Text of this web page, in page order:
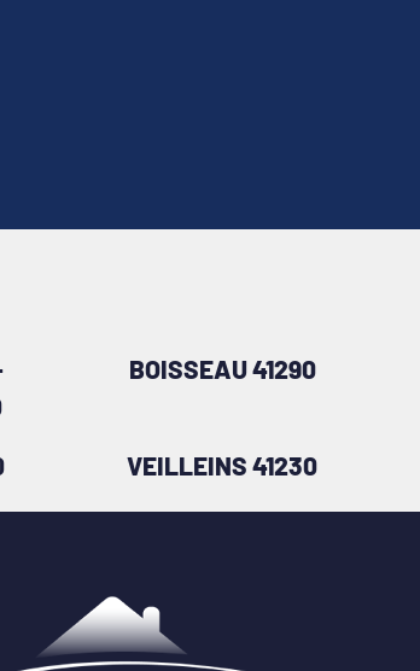
BOISSEAU 41290
VEILLEINS 41230